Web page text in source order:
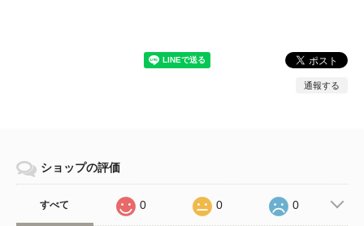
通報する
ショップの評価
すべて 0 0 0